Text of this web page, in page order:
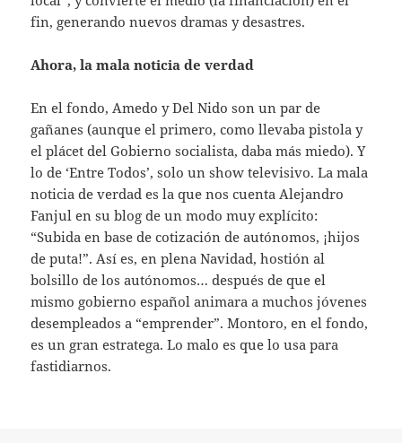
fin, generando nuevos dramas y desastres.
Ahora, la mala noticia de verdad
En el fondo, Amedo y Del Nido son un par de
gañanes (aunque el primero, como llevaba pistola y
el plácet del Gobierno socialista, daba más miedo). Y
lo de ‘Entre Todos’, solo un show televisivo. La mala
noticia de verdad es la que nos cuenta Alejandro
Fanjul en su blog de un modo muy explícito:
“Subida en base de cotización de autónomos, ¡hijos
de puta!”. Así es, en plena Navidad, hostión al
bolsillo de los autónomos… después de que el
mismo gobierno español animara a muchos jóvenes
desempleados a “emprender”. Montoro, en el fondo,
es un gran estratega. Lo malo es que lo usa para
fastidiarnos.